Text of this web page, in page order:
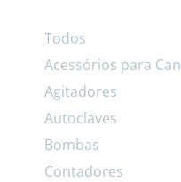
Todos
Acessórios para
Agitadores
Autoclaves
Bombas
Contadores